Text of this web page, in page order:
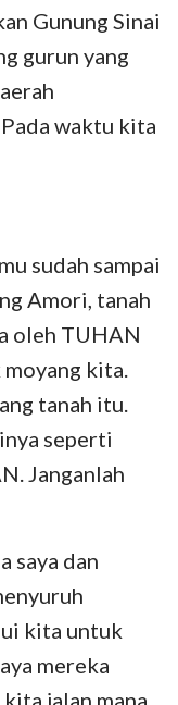
Gunung Sinai
gurun yang
waktu kita
sudah sampai
Amori, tanah
oleh TUHAN
kita.
tanah itu.
seperti
Janganlah
saya dan
kita untuk
mereka
jalan mana